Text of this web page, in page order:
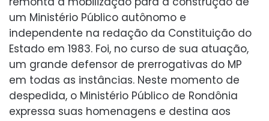
um Ministério Público autônomo e
independente na redação da Constituição do
Estado em 1983. Foi, no curso de sua atuação,
um grande defensor de prerrogativas do MP
em todas as instâncias. Neste momento de
despedida, o Ministério Público de Rondônia
expressa suas homenagens e destina aos